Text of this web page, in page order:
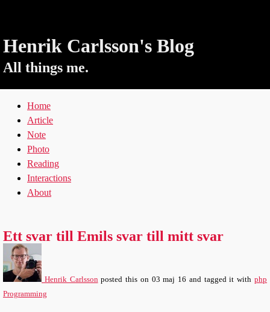
Henrik Carlsson's Blog
All things me.
Home
Article
Note
Photo
Reading
Interactions
About
Ett svar till Emils svar till mitt svar
Henrik Carlssonposted this on 03 maj 16 and tagged it withphp
Programming